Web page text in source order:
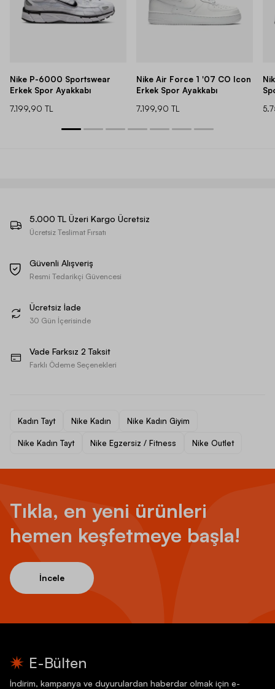
Nike P-6000 Sportswear
Erkek Spor Ayakkabı
7.199,90 TL
Nike Air Force 1 '07 CO Icon
Erkek Spor Ayakkabı
7.199,90 TL
5.000 TL Üzeri Kargo Ücretsiz
Ücretsiz Teslimat Fırsatı
Güvenli Alışveriş
Resmi Tedarikçi Güvencesi
Ücretsiz İade
30 Gün İçerisinde
Vade Farksız 2 Taksit
Farklı Ödeme Seçenekleri
Kadın Tayt Nike Kadın Nike Kadın Giyim
Nike Kadın Tayt Nike Egzersiz / Fitness Nike Outlet
Tıkla, en yeni ürünleri
hemen keşfetmeye başla!
İncele
E-Bülten
İndirim, kampanya ve duyurulardan haberdar olmak için e-